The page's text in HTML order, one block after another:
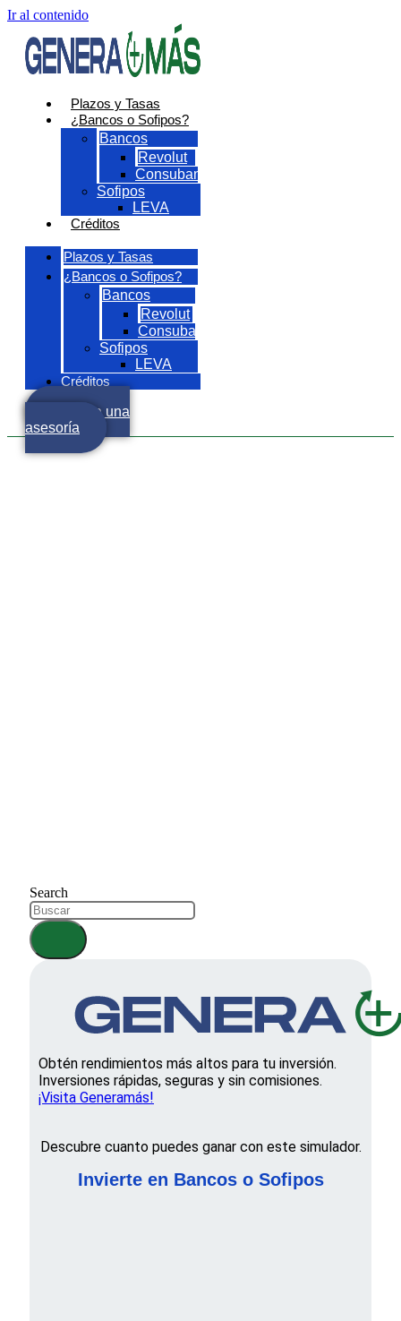
Ir al contenido
Plazos y Tasas
¿Bancos o Sofipos?
Bancos
Revolut
Consubanco
Sofipos
LEVA
Créditos
Plazos y Tasas
¿Bancos o Sofipos?
Bancos
Revolut
Consubanco
Sofipos
LEVA
Créditos
Agenda una
asesoría
Search
Obtén rendimientos más altos para tu inversión.
Inversiones rápidas, seguras y sin comisiones.
¡Visita Generamás!
Descubre cuanto puedes ganar con este simulador.
Invierte en Bancos o Sofipos